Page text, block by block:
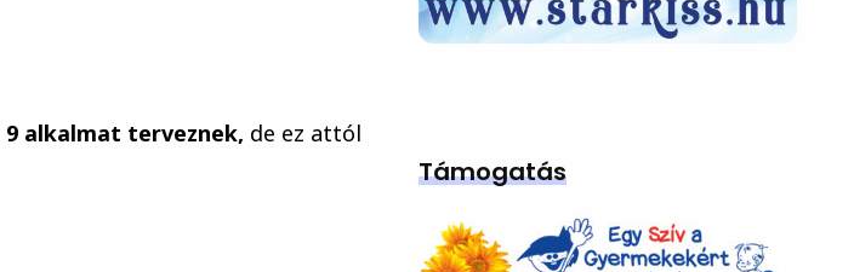
9 alkalmat terveznek, de ez attól
Támogatás